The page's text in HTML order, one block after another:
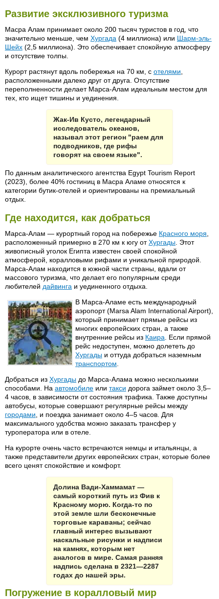
Развитие эксклюзивного туризма
Масра Алам принимает около 200 тысяч туристов в год, что
значительно меньше, чем Хургада (4 миллиона) или Шарм-эль-
Шейх (2,5 миллиона). Это обеспечивает спокойную атмосферу
и отсутствие толпы.
Курорт растянут вдоль побережья на 70 км, с отелями,
расположенными далеко друг от друга. Отсутствие
переполненности делает Марса-Алам идеальным местом для
тех, кто ищет тишины и уединения.
Жак-Ив Кусто, легендарный
исследователь океанов,
называл этот регион "раем для
подводников, где рифы
говорят на своем языке".
По данным аналитического агентства Egypt Tourism Report
(2023), более 40% гостиниц в Масра Аламе относятся к
категории бутик-отелей и ориентированы на премиальный
отдых.
Где находится, как добраться
Марса-Алам — курортный город на побережье Красного моря,
расположенный примерно в 270 км к югу отХургады. Этот
живописный уголок Египта известен своей спокойной
атмосферой, коралловыми рифами и уникальной природой.
Марса-Алам находится в южной части страны, вдали от
массового туризма, что делает его популярным среди
любителей дайвинга и уединенного отдыха.
В Марса-Аламе есть международный
аэропорт (Marsa Alam International Airport),
который принимает прямые рейсы из
многих европейских стран, а также
внутренние рейсы из Каира. Если прямой
рейс недоступен, можно долететь до
Хургады и оттуда добраться наземным
транспортом.
Добраться из Хургады до Марса-Алама можно несколькими
способами. На автомобиле или такси дорога займет около 3,5–
4 часов, в зависимости от состояния трафика. Также доступны
автобусы, которые совершают регулярные рейсы между
городами, и поездка занимает около 4–5 часов. Для
максимального удобства можно заказать трансфер у
туроператора или в отеле.
На курорте очень часто встречаются немцы и итальянцы, а
также представители других европейских стран, которые более
всего ценят спокойствие и комфорт.
Долина Вади-Хаммамат —
самый короткий путь из Фив к
Красному морю. Когда-то по
этой земле шли бесконечные
торговые караваны; сейчас
главный интерес вызывают
наскальные рисунки и надписи
на камнях, которым нет
аналогов в мире. Самая ранняя
надпись сделана в 2321—2287
годах до нашей эры.
Погружение в коралловый мир